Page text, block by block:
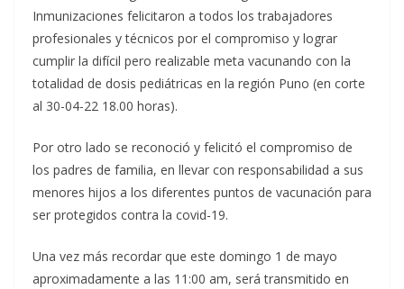
Inmunizaciones felicitaron a todos los trabajadores
profesionales y técnicos por el compromiso y lograr
cumplir la difícil pero realizable meta vacunando con la
totalidad de dosis pediátricas en la región Puno (en corte
al 30-04-22 18.00 horas).
Por otro lado se reconoció y felicitó el compromiso de
los padres de familia, en llevar con responsabilidad a sus
menores hijos a los diferentes puntos de vacunación para
ser protegidos contra la covid-19.
Una vez más recordar que este domingo 1 de mayo
aproximadamente a las 11:00 am, será transmitido en